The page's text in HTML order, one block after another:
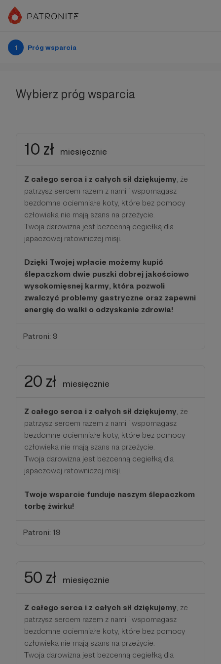
1 Próg wsparcia
Wybierz próg wsparcia
10 zł miesięcznie
Z całego serca i z całych sił dziękujemy, że
patrzysz sercem razem z nami i wspomagasz
bezdomne ociemniałe koty, które bez pomocy
człowieka nie mają szans na przeżycie.
Twoja darowizna jest bezcenną cegiełką dla
japaczowej ratowniczej misji.
Dzięki Twojej wpłacie możemy kupić
ślepaczkom dwie puszki dobrej jakościowo
wysokomięsnej karmy, która pozwoli
zwalczyć problemy gastryczne oraz zapewni
energię do walki o odzyskanie zdrowia!
Patroni: 9
20 zł miesięcznie
Z całego serca i z całych sił dziękujemy , że
patrzysz sercem razem z nami i wspomagasz
bezdomne ociemniałe koty, które bez pomocy
człowieka nie mają szans na przeżycie.
Twoja darowizna jest bezcenną cegiełką dla
japaczowej ratowniczej misji.
Twoje wsparcie funduje naszym ślepaczkom
torbę żwirku!
Patroni: 19
50 zł miesięcznie
Z całego serca i z całych sił dziękujemy, że
patrzysz sercem razem z nami i wspomagasz
bezdomne ociemniałe koty, które bez pomocy
człowieka nie mają szans na przeżycie.
Twoja darowizna jest bezcenną cegiełką dla